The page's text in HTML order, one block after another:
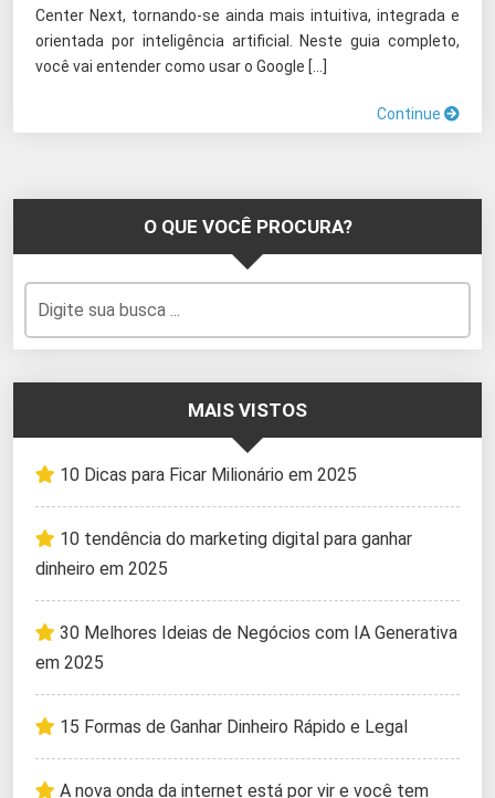
Center Next, tornando-se ainda mais intuitiva, integrada e
orientada por inteligência artificial. Neste guia completo,
você vai entender como usar o Google […]
Continue
O QUE VOCÊ PROCURA?
MAIS VISTOS
10 Dicas para Ficar Milionário em 2025
10 tendência do marketing digital para ganhar
dinheiro em 2025
30 Melhores Ideias de Negócios com IA Generativa
em 2025
15 Formas de Ganhar Dinheiro Rápido e Legal
A nova onda da internet está por vir e você tem